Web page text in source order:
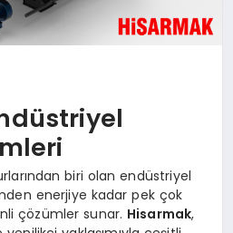
biri olan endüstriyel
enerjiye kadar pek çok
çözümler sunar. Hisarmak,